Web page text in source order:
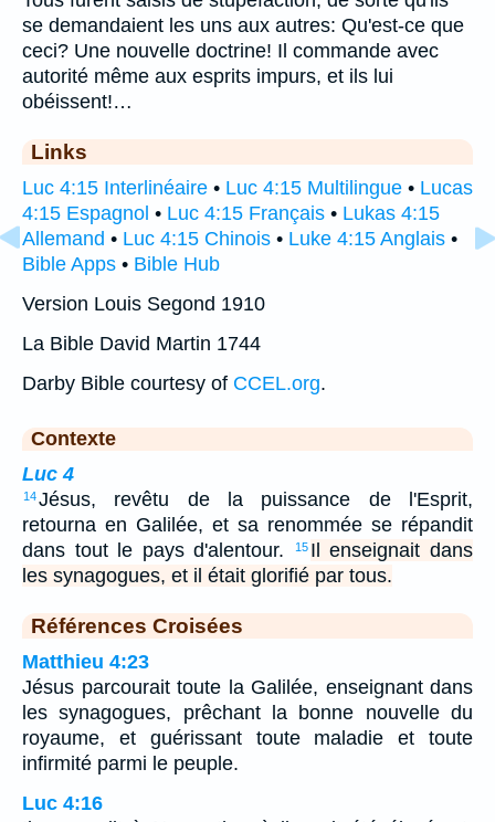
se demandaient les uns aux autres: Qu'est-ce que
ceci? Une nouvelle doctrine! Il commande avec
autorité même aux esprits impurs, et ils lui
obéissent!…
Links
Luc 4:15 Interlinéaire • Luc 4:15 Multilingue • Lucas
4:15 Espagnol • Luc 4:15 Français • Lukas 4:15
Allemand • Luc 4:15 Chinois • Luke 4:15 Anglais •
Bible Apps • Bible Hub
Version Louis Segond 1910
La Bible David Martin 1744
Darby Bible courtesy of CCEL.org.
Contexte
Luc 4
14Jésus, revêtu de la puissance de l'Esprit,
retourna en Galilée, et sa renommée se répandit
dans tout le pays d'alentour.
15 Il enseignait dans
les synagogues, et il était glorifié par tous.
Références Croisées
Matthieu 4:23
Jésus parcourait toute la Galilée, enseignant dans
les synagogues, prêchant la bonne nouvelle du
royaume, et guérissant toute maladie et toute
infirmité parmi le peuple.
Luc 4:16